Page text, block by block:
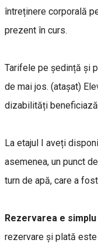
întreținere corporală
prezent în curs.
Tarifele pe ședință și
de mai jos. (atașat)
dizabilități
La etajul I aveți
asemenea, un punct
turn de apă, care a
Rezervarea e
rezervare și plată